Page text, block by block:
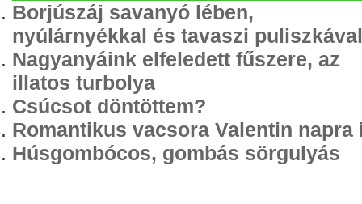
Borjúszáj savanyó lében,
nyúlárnyékkal és tavaszi puliszkával
Nagyanyáink elfeledett fűszere, az
illatos turbolya
Csúcsot döntöttem?
Romantikus vacsora Valentin napra
Húsgombócos, gombás sörgulyás